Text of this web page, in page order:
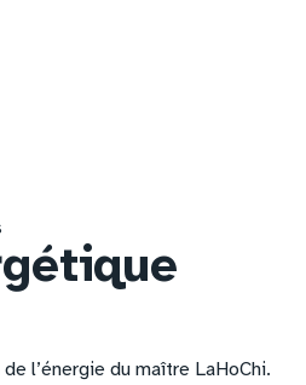
l’énergie du maître LaHoChi.